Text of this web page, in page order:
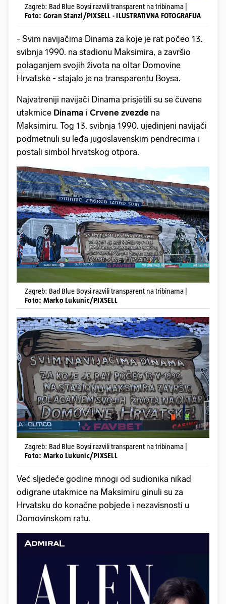
Zagreb: Bad Blue Boysi razvili transparent na tribinama |
Foto: Goran Stanzl/PIXSELL - ILUSTRATIVNA FOTOGRAFIJA
- Svim navijačima Dinama za koje je rat počeo 13.
svibnja 1990. na stadionu Maksimira, a završio
polaganjem svojih života na oltar Domovine
Hrvatske - stajalo je na transparentu Boysa.
Najvatreniji navijači Dinama prisjetili su se čuvene
utakmice Dinama i Crvene zvezde na
Maksimiru. Tog 13. svibnja 1990. ujedinjeni navijači
podmetnuli su leđa jugoslavenskim pendrecima i
postali simbol hrvatskog otpora.
Zagreb: Bad Blue Boysi razvili transparent na tribinama |
Foto: Marko Lukunic/PIXSELL
Zagreb: Bad Blue Boysi razvili transparent na tribinama |
Foto: Marko Lukunic/PIXSELL
Već sljedeće godine mnogi od sudionika nikad
odigrane utakmice na Maksimiru ginuli su za
Hrvatsku do konačne pobjede i nezavisnosti u
Domovinskom ratu.